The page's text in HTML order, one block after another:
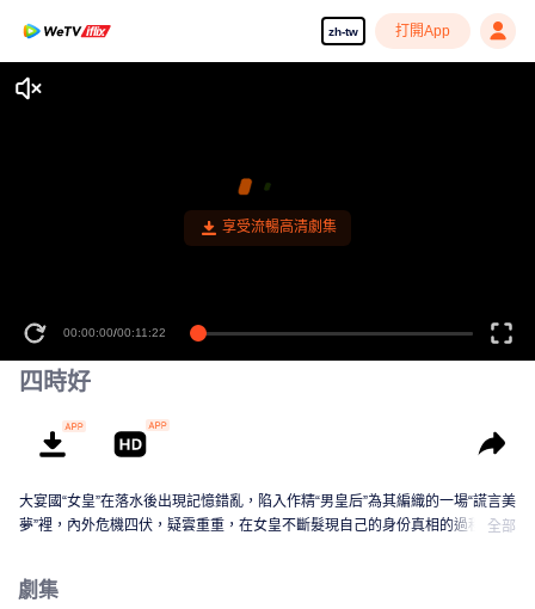
zh-tw 打開App
享受流暢高清劇集
00:00:00/00:11:22
四時好
大宴國“女皇”在落水後出現記憶錯亂，陷入作精“男皇后”為其編織的一場“謊言美
夢”裡，內外危機四伏，疑雲重重，在女皇不斷髮現自己的身份真相的過程中，
全部
劇集